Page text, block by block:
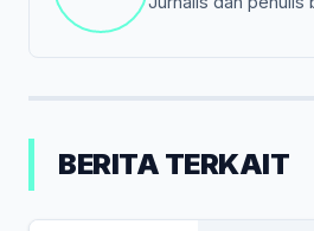
BERITA TERKAIT